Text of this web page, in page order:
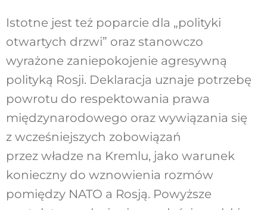
Istotne jest też poparcie dla „polityki
otwartych drzwi” oraz stanowczo
wyrażone zaniepokojenie agresywną
polityką Rosji. Deklaracja uznaje potrzebę
powrotu do respektowania prawa
międzynarodowego oraz wywiązania się
z wcześniejszych zobowiązań
przez władze na Kremlu, jako warunek
konieczny do wznowienia rozmów
pomiędzy NATO a Rosją. Powyższe